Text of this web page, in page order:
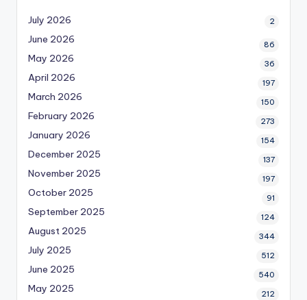
July 2026 2
June 2026 86
May 2026 36
April 2026 197
March 2026 150
February 2026 273
January 2026 154
December 2025 137
November 2025 197
October 2025 91
September 2025 124
August 2025 344
July 2025 512
June 2025 540
May 2025 212